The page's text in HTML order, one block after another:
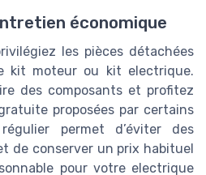
économique
les pièces détachées
kit moteur ou kit electrique.
des composants et profitez
proposées par certains
permet d’éviter des
de conserver un prix habituel
pour votre electrique